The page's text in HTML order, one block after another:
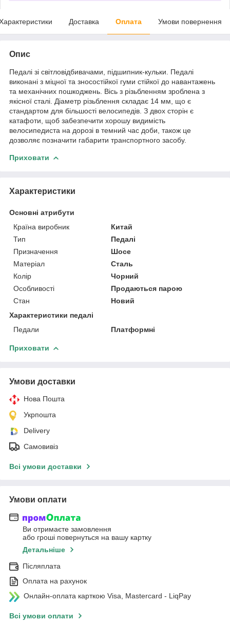
Доставка Оплата Умови повернення
Опис
Педалі зі світловідбивачами, підшипник-кульки. Педалі
виконані з міцної та зносостійкої гуми стійкої до навантажень
та механічних пошкоджень. Вісь з різьбленням зроблена з
якісної сталі. Діаметр різьблення складає 14 мм, що є
стандартом для більшості велосипедів. З двох сторін є
катафоти, щоб забезпечити хорошу видимість
велосипедиста на дорозі в темний час доби, також це
дозволяє позначити габарити транспортного засобу.
Приховати
Характеристики
Основні атрибути
Країна виробник
Китай
Тип
Педалі
Призначення
Шосе
Матеріал
Сталь
Колір
Чорний
Особливості
Продаються парою
Стан
Новий
Характеристики педалі
Педали
Платформні
Приховати
Умови доставки
Нова Пошта
Укрпошта
Delivery
Самовивіз
Всі умови доставки
Умови оплати
Ви отримаєте замовлення
або гроші повернуться на вашу картку
Детальніше
Післяплата
Оплата на рахунок
Онлайн-оплата карткою Visa, Mastercard - LiqPay
Всі умови оплати